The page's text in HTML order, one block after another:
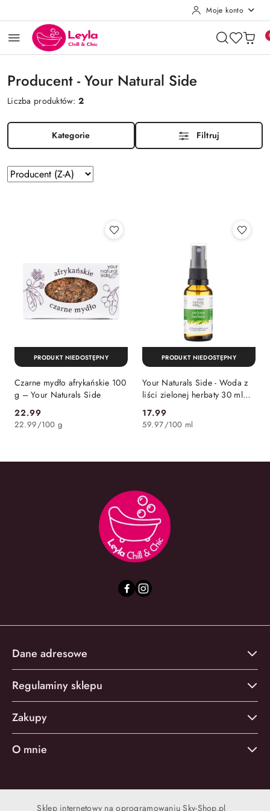
Moje konto
Producent - Your Natural Side
Liczba produktów:2
Kategorie Filtruj
Zastosowano
sortowanie:
Sortuj
według
Czarne mydło afrykańskie 100
g – Your Naturals Side
Cena:
22.99
22.99/100 g
PRODUKT NIEDOSTĘPNY
Your Naturals Side - Woda z
liści zielonej herbaty 30 ml
spray
Cena:
17.99
59.97/100 ml
PRODUKT NIEDOSTĘPNY
Dane adresowe
Regulaminy sklepu
Zakupy
O mnie
Sklep internetowy na oprogramowaniu Sky-Shop.pl